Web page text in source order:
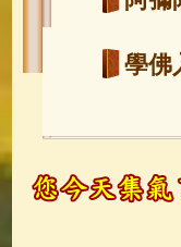
學佛
玉曆
觀世